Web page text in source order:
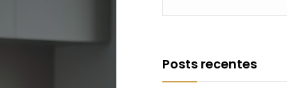
Posts recentes